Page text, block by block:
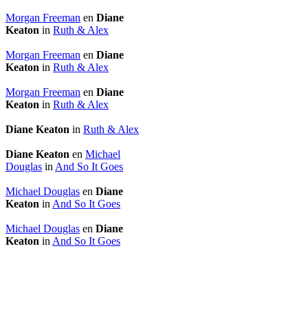
Morgan Freeman en Diane
Keaton in Ruth & Alex
Morgan Freeman en Diane
Keaton in Ruth & Alex
Morgan Freeman en Diane
Keaton in Ruth & Alex
Diane Keaton in Ruth & Alex
Diane Keaton en Michael
Douglas in And So It Goes
Michael Douglas en Diane
Keaton in And So It Goes
Michael Douglas en Diane
Keaton in And So It Goes